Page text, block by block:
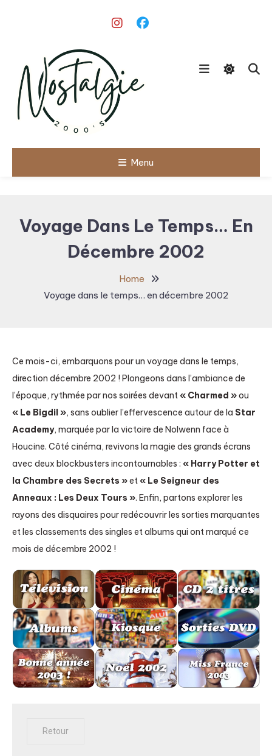
Nostalgie
Menu
Voyage Dans Le Temps… En
Décembre 2002
Home
Voyage dans le temps… en décembre 2002
Ce mois-ci, embarquons pour un voyage dans le temps,
direction décembre 2002 ! Plongeons dans l’ambiance de
l’époque, rythmée par nos soirées devant« Charmed »ou
« Le Bigdil », sans oublier l’effervescence autour de la Star
Academy, marquée par la victoire de Nolwenn face à
Houcine. Côté cinéma, revivons la magie des grands écrans
avec deux blockbusters incontournables : « Harry Potter et
la Chambre des Secrets »et« Le Seigneur des
Anneaux : Les Deux Tours ». Enfin, partons explorer les
rayons des disquaires pour redécouvrir les sorties marquantes
et les classements des singles et albums qui ont marqué ce
mois de décembre 2002 !